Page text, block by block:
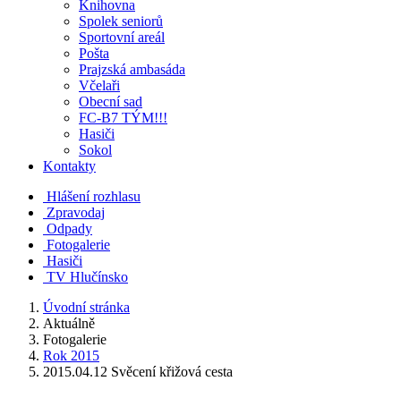
Knihovna
Spolek seniorů
Sportovní areál
Pošta
Prajzská ambasáda
Včelaři
Obecní sad
FC-B7 TÝM!!!
Hasiči
Sokol
Kontakty
Hlášení rozhlasu
Zpravodaj
Odpady
Fotogalerie
Hasiči
TV Hlučínsko
Úvodní stránka
Aktuálně
Fotogalerie
Rok 2015
2015.04.12 Svěcení křižová cesta